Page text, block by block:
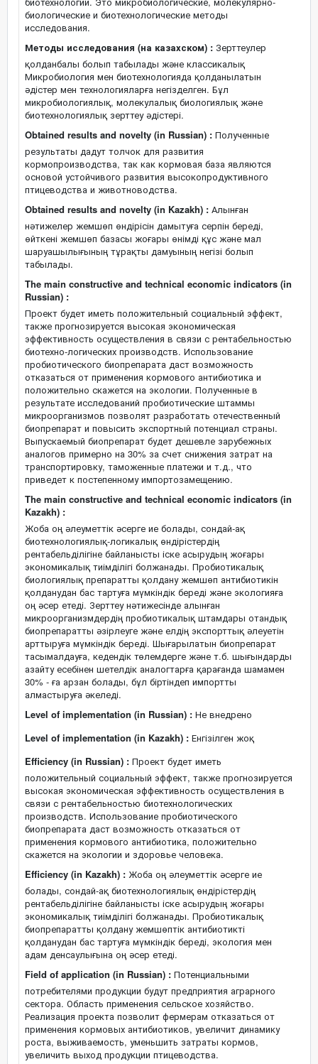
биологические и биотехнологические методы
исследования.
Методы исследования (на казахском) : Зерттеулер
қолданбалы болып табылады және классикалық
Микробиология мен биотехнологияда қолданылатын
әдістер мен технологияларға негізделген. Бұл
микробиологиялық, молекулалық биологиялық және
биотехнологиялық зерттеу әдістері.
Obtained results and novelty (in Russian) : Полученные
результаты дадут толчок для развития
кормопроизводства, так как кормовая база являются
основой устойчивого развития высокопродуктивного
птицеводства и животноводства.
Obtained results and novelty (in Kazakh) : Алынған
нәтижелер жемшөп өндірісін дамытуға серпін береді,
өйткені жемшөп базасы жоғары өнімді құс және мал
шаруашылығының тұрақты дамуының негізі болып
табылады.
The main constructive and technical economic indicators (in
Russian) :
Проект будет иметь положительный социальный эффект,
также прогнозируется высокая экономическая
эффективность осуществления в связи с рентабельностью
биотехно-логических производств. Использование
пробиотического биопрепарата даст возможность
отказаться от применения кормового антибиотика и
положительно скажется на экологии. Полученные в
результате исследований пробиотические штаммы
микроорганизмов позволят разработать отечественный
биопрепарат и повысить экспортный потенциал страны.
Выпускаемый биопрепарат будет дешевле зарубежных
аналогов примерно на 30% за счет снижения затрат на
транспортировку, таможенные платежи и т.д., что
приведет к постепенному импортозамещению.
The main constructive and technical economic indicators (in
Kazakh) :
Жоба оң әлеуметтік әсерге ие болады, сондай-ақ
биотехнологиялық-логикалық өндірістердің
рентабельділігіне байланысты іске асырудың жоғары
экономикалық тиімділігі болжанады. Пробиотикалық
биологиялық препаратты қолдану жемшөп антибиотикін
қолданудан бас тартуға мүмкіндік береді және экологияға
оң әсер етеді. Зерттеу нәтижесінде алынған
микроорганизмдердің пробиотикалық штамдары отандық
биопрепаратты әзірлеуге және елдің экспорттық әлеуетін
арттыруға мүмкіндік береді. Шығарылатын биопрепарат
тасымалдауға, кедендік төлемдерге және т.б. шығындарды
азайту есебінен шетелдік аналогтарға қарағанда шамамен
30% - ға арзан болады, бұл біртіндеп импортты
алмастыруға әкеледі.
Level of implementation (in Russian) : Не внедрено
Level of implementation (in Kazakh) : Енгізілген жоқ
Efficiency (in Russian) : Проект будет иметь
положительный социальный эффект, также прогнозируется
высокая экономическая эффективность осуществления в
связи с рентабельностью биотехнологических
производств. Использование пробиотического
биопрепарата даст возможность отказаться от
применения кормового антибиотика, положительно
скажется на экологии и здоровье человека.
Efficiency (in Kazakh) : Жоба оң әлеуметтік әсерге ие
болады, сондай-ақ биотехнологиялық өндірістердің
рентабельділігіне байланысты іске асырудың жоғары
экономикалық тиімділігі болжанады. Пробиотикалық
биопрепаратты қолдану жемшөптік антибиотикті
қолданудан бас тартуға мүмкіндік береді, экология мен
адам денсаулығына оң әсер етеді.
Field of application (in Russian) : Потенциальными
потребителями продукции будут предприятия аграрного
сектора. Область применения сельское хозяйство.
Реализация проекта позволит фермерам отказаться от
применения кормовых антибиотиков, увеличит динамику
роста, выживаемость, уменьшить затраты кормов,
увеличить выход продукции птицеводства.